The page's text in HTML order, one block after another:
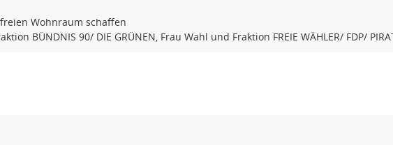
Wohnraum schaffen
BÜNDNIS 90/ DIE GRÜNEN, Frau Wahl und Fraktion FREIE WÄHLER/ FDP/